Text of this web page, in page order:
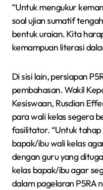
“Untuk mengukur
soal ujian sumatif
bentuk uraian. Kita
kemampuan literasi
Di sisi lain, persiapan
pembahasan. Wakil
Kesiswaan, Rusdian
para wali kelas segera
fasilitator. “Untuk
bapak/ibu wali kelas
dengan guru yang
kelas bapak/ibu agar
dalam pagelaran P5RA